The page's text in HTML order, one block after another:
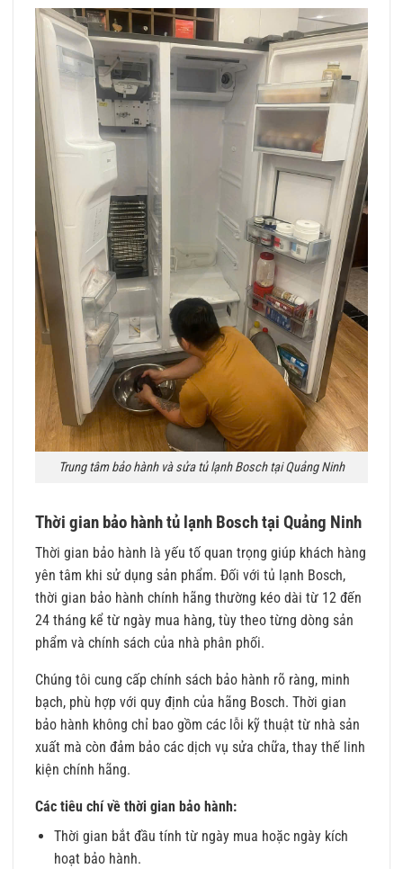
Trung tâm bảo hành và sửa tủ lạnh Bosch tại Quảng Ninh
Thời gian bảo hành tủ lạnh Bosch tại Quảng Ninh
Thời gian bảo hành là yếu tố quan trọng giúp khách hàng
yên tâm khi sử dụng sản phẩm. Đối với tủ lạnh Bosch,
thời gian bảo hành chính hãng thường kéo dài từ 12 đến
24 tháng kể từ ngày mua hàng, tùy theo từng dòng sản
phẩm và chính sách của nhà phân phối.
Chúng tôi cung cấp chính sách bảo hành rõ ràng, minh
bạch, phù hợp với quy định của hãng Bosch. Thời gian
bảo hành không chỉ bao gồm các lỗi kỹ thuật từ nhà sản
xuất mà còn đảm bảo các dịch vụ sửa chữa, thay thế linh
kiện chính hãng.
Các tiêu chí về thời gian bảo hành:
Thời gian bắt đầu tính từ ngày mua hoặc ngày kích
hoạt bảo hành.